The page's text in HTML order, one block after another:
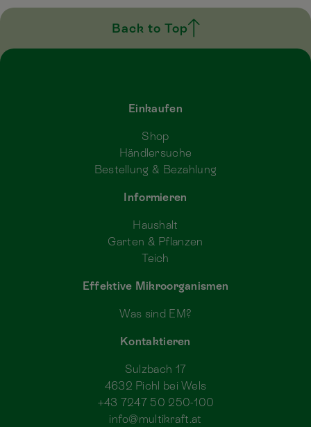
Back to Top
Einkaufen
Shop
Händlersuche
Bestellung & Bezahlung
Informieren
Haushalt
Garten & Pflanzen
Teich
Effektive Mikroorganismen
Was sind EM?
Kontaktieren
Sulzbach 17
4632 Pichl bei Wels
+43 7247 50 250-100
info@multikraft.at